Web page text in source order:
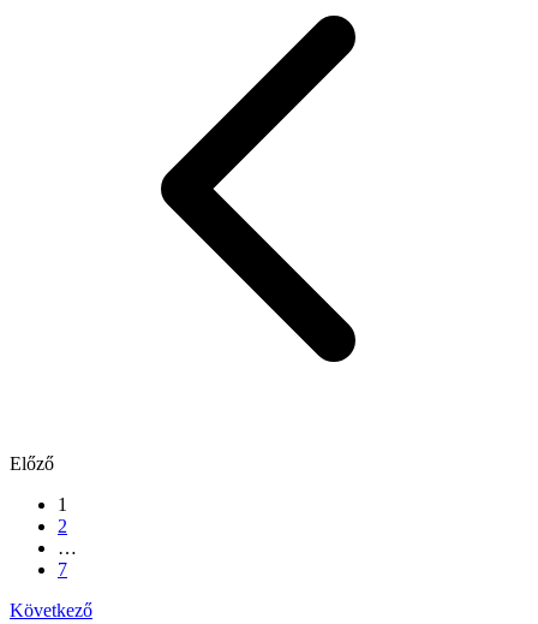
Előző
1
2
…
7
Következő